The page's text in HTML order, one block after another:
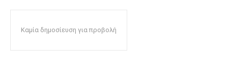
Καμία δημοσίευση για προβολή